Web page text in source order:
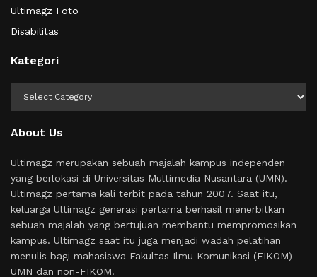
Ultimagz Foto
Disabilitas
Kategori
About Us
Ultimagz merupakan sebuah majalah kampus independen
yang berlokasi di Universitas Multimedia Nusantara (UMN).
Ultimagz pertama kali terbit pada tahun 2007. Saat itu,
keluarga Ultimagz generasi pertama berhasil menerbitkan
sebuah majalah yang bertujuan membantu mempromosikan
kampus. Ultimagz saat itu juga menjadi wadah pelatihan
menulis bagi mahasiswa Fakultas Ilmu Komunikasi (FIKOM)
UMN dan non-FIKOM.